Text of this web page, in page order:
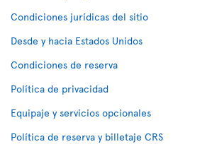
Condiciones jurídicas del sitio
Desde y hacia Estados Unidos
Condiciones de reserva
Política de privacidad
Equipaje y servicios opcionales
Política de reserva y billetaje CRS